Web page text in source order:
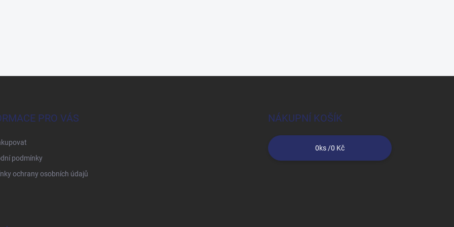
PRO VÁS
podmínky
ochrany osobních údajů
NÁKUPNÍ KOŠÍK
0ks /0 Kč